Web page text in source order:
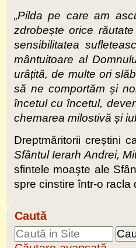
„Pilda pe care am
zdrobește orice
sensibilitatea
mântuitoare al
urâțită, de multe ori
să ne comportăm și
încetul cu încetul,
chemarea milostivă și
Dreptmăritorii creștini
Sfântul Ierarh Andrei,
sfintele moaşte ale
spre cinstire într-o racla
Caută